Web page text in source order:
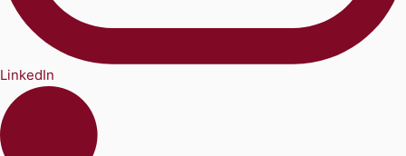
LinkedIn